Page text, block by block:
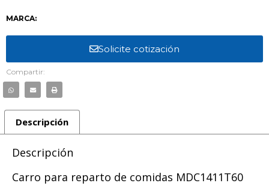
MARCA:
Solicite cotización
Compartir:
Descripción
Descripción
Carro para reparto de comidas MDC1411T60